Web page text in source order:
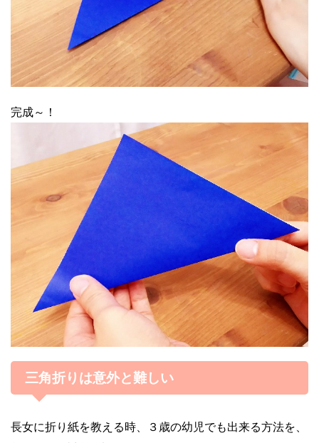
完成～！
三角折りは意外と難しい
長女に折り紙を教える時、３歳の幼児でも出来る方法を、